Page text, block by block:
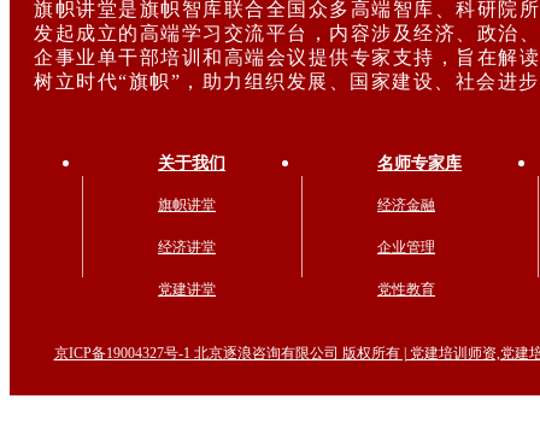
旗帜讲堂是旗帜智库联合全国众多高端智库、科研院
发起成立的高端学习交流平台，内容涉及经济、政治
企事业单干部培训和高端会议提供专家支持，旨在解
树立时代“旗帜”，助力组织发展、国家建设、社会进
关于我们
旗帜讲堂
经济讲堂
党建讲堂
名师专家库
经济金融
企业管理
党性教育
京ICP备19004327号-1 北京逐浪咨询有限公司 版权所有 | 党建培训师资,党